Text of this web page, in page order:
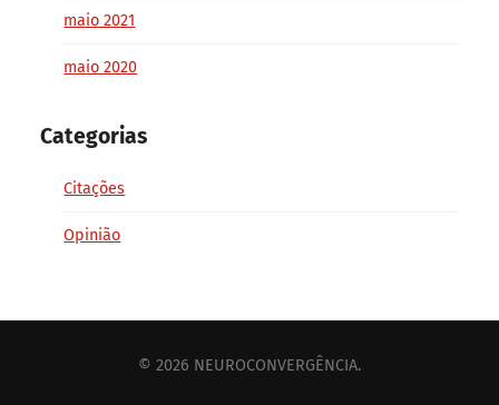
maio 2021
maio 2020
Categorias
Citações
Opinião
© 2026 NEUROCONVERGÊNCIA.